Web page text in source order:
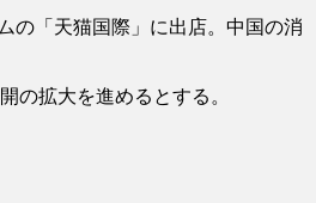
の「天猫国際」に出店。中国の消
の拡大を進めるとする。